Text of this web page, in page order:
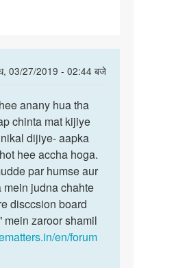
03/27/2019 - 02:44 बजे
anany hua tha
chinta mat kijiye
dijiye- aapka
hee accha hoga.
par humse aur
mein judna chahte
disccsion board
mein zaroor shamil
en/forum